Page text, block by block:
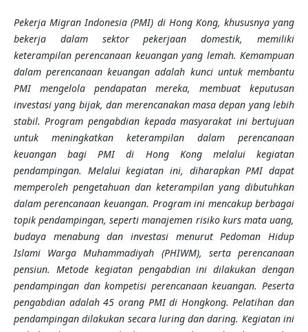
Pekerja Migran Indonesia (PMI) di Hong Kong, khususnya yang
bekerja dalam sektor pekerjaan domestik, memiliki
keterampilan perencanaan keuangan yang lemah. Kemampuan
dalam perencanaan keuangan adalah kunci untuk membantu
PMI mengelola pendapatan mereka, membuat keputusan
investasi yang bijak, dan merencanakan masa depan yang lebih
stabil. Program pengabdian kepada masyarakat ini bertujuan
untuk meningkatkan keterampilan dalam perencanaan
keuangan bagi PMI di Hong Kong melalui kegiatan
pendampingan. Melalui kegiatan ini, diharapkan PMI dapat
memperoleh pengetahuan dan keterampilan yang dibutuhkan
dalam perencanaan keuangan. Program ini mencakup berbagai
topik pendampingan, seperti manajemen risiko kurs mata uang,
budaya menabung dan investasi menurut Pedoman Hidup
Islami Warga Muhammadiyah (PHIWM), serta perencanaan
pensiun. Metode kegiatan pengabdian ini dilakukan dengan
pendampingan dan kompetisi perencanaan keuangan. Peserta
pengabdian adalah 45 orang PMI di Hongkong. Pelatihan dan
pendampingan dilakukan secara luring dan daring. Kegiatan ini